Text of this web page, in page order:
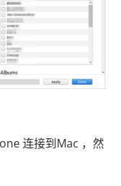
连接到Mac ，然